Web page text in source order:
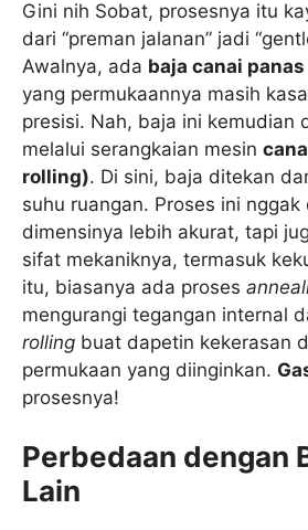
Gini nih Sobat, prosesnya itu
dari “preman jalanan” jadi
Awalnya, ada baja canai
yang permukaannya masih
presisi. Nah, baja ini kemudian
melalui serangkaian mesin
rolling). Di sini, baja ditekan
suhu ruangan. Proses ini nggak
dimensinya lebih akurat, tapi
sifat mekaniknya, termasuk
itu, biasanya ada proses
mengurangi tegangan internal
rolling buat dapetin kekerasan
permukaan yang diinginkan.
prosesnya!
Perbedaan dengan
Lain